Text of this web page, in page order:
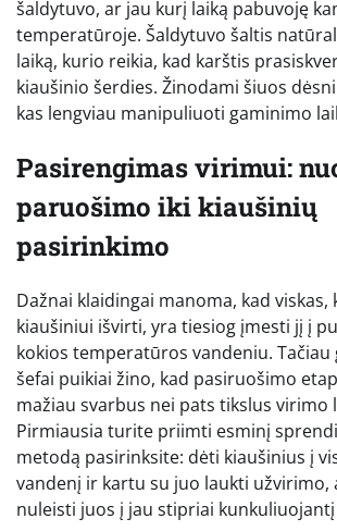
šaldytuvo, ar jau kurį laiką pabuvoję
temperatūroje. Šaldytuvo šaltis
laiką, kurio reikia, kad karštis
kiaušinio šerdies. Žinodami šiuos
kas lengviau manipuliuoti gaminimo
Pasirengimas virimui:
paruošimo iki kiaušinių
pasirinkimo
Dažnai klaidingai manoma, kad viskas,
kiaušiniui išvirti, yra tiesiog įmesti jį į
kokios temperatūros vandeniu. Tačiau
šefai puikiai žino, kad pasiruošimo
mažiau svarbus nei pats tikslus virimo
Pirmiausia turite priimti esminį
metodą pasirinksite: dėti kiaušinius į
vandenį ir kartu su juo laukti užvirimo,
nuleisti juos į jau stipriai